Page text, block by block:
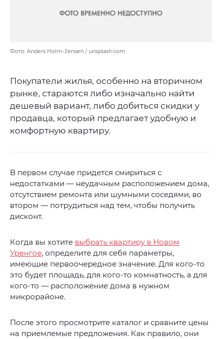
Фото: Anders Holm-Jensen / unsplash.com
Покупатели жилья, особенно на вторичном
рынке, стараются либо изначально найти
дешевый вариант, либо добиться скидки у
продавца, который предлагает удобную и
комфортную квартиру.
В первом случае придется смириться с
недостатками — неудачным расположением дома,
отсутствием ремонта или шумными соседями, во
втором — потрудиться над тем, чтобы получить
дисконт.
Когда вы хотите выбрать квартиру в Новом
Уренгое, определите для себя параметры,
имеющие первоочередное значение. Для кого-то
это будет площадь, для кого-то комнатность, а для
кого-то — расположение дома в нужном
микрорайоне.
После этого просмотрите каталог и сравните цены
на приемлемые предложения. Как правило, они